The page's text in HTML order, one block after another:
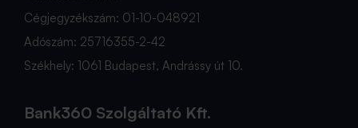
Cégjegyzékszám: 01-10-048921
Adószám: 25716355-2-42
Székhely: 1061 Budapest, Andrássy út 10.
Bank360 Szolgáltató Kft.